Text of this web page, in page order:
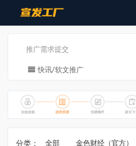
推广需求提交
快讯/软文推广
分类： 全部 金色财经（官方）